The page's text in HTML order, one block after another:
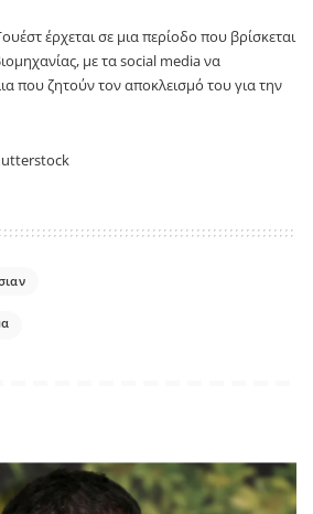
έρχεται σε μια περίοδο που βρίσκεται
με τα social media να
που ζητούν τον αποκλεισμό του για την